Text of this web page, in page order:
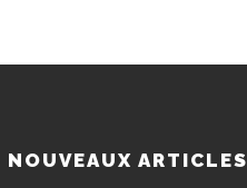
NOUVEAUX ARTICLES